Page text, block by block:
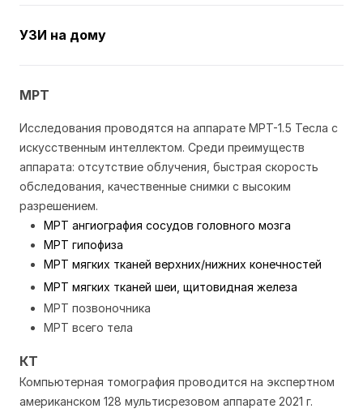
УЗИ на дому
МРТ
Исследования проводятся на аппарате МРТ-1.5 Тесла с
искусственным интеллектом. Среди преимуществ
аппарата: отсутствие облучения, быстрая скорость
обследования, качественные снимки с высоким
разрешением.
MPТ ангиография сосудов головного мозга
МРТ гипофиза
МРТ мягких тканей верхних/нижних конечностей
МРТ мягких тканей шеи, щитовидная железа
МРТ позвоночника
МРТ всего тела
КТ
Компьютерная томография проводится на экспертном
американском 128 мультисрезовом аппарате 2021 г.